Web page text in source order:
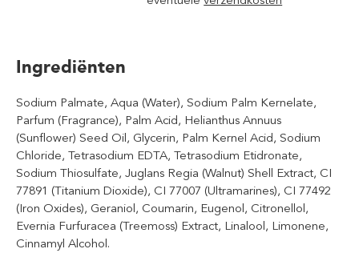
Ingrediënten
Sodium Palmate, Aqua (Water), Sodium Palm Kernelate,
Parfum (Fragrance), Palm Acid, Helianthus Annuus
(Sunflower) Seed Oil, Glycerin, Palm Kernel Acid, Sodium
Chloride, Tetrasodium EDTA, Tetrasodium Etidronate,
Sodium Thiosulfate, Juglans Regia (Walnut) Shell Extract, CI
77891 (Titanium Dioxide), CI 77007 (Ultramarines), CI 77492
(Iron Oxides), Geraniol, Coumarin, Eugenol, Citronellol,
Evernia Furfuracea (Treemoss) Extract, Linalool, Limonene,
Cinnamyl Alcohol.